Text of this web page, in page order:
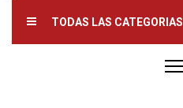
TODAS LAS CATEGORIAS